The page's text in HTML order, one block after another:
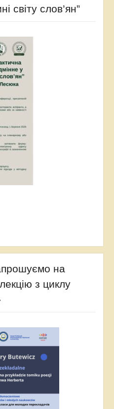
світу слов’ян”
на
з циклу